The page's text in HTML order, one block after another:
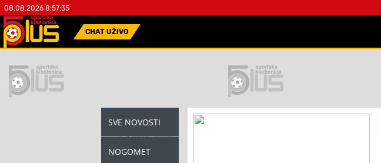
08.08.2026 8:57:35
CHAT UŽIVO
SVE NOVOSTI
NOGOMET